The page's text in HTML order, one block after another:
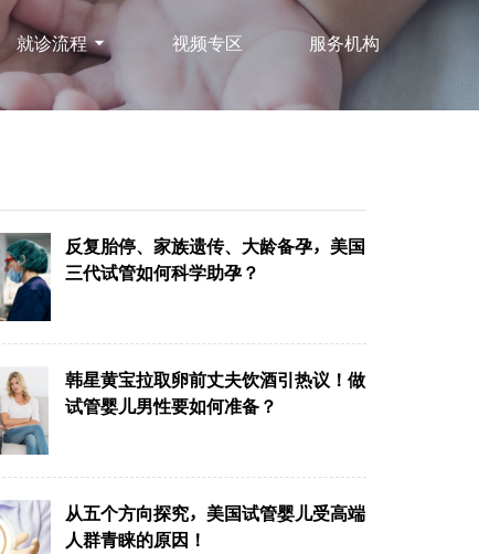
就诊流程 视频专区 服务机构
反复胎停、家族遗传、大龄备孕，美国
三代试管如何科学助孕？
韩星黄宝拉取卵前丈夫饮酒引热议！做
试管婴儿男性要如何准备？
从五个方向探究，美国试管婴儿受高端
人群青睐的原因！